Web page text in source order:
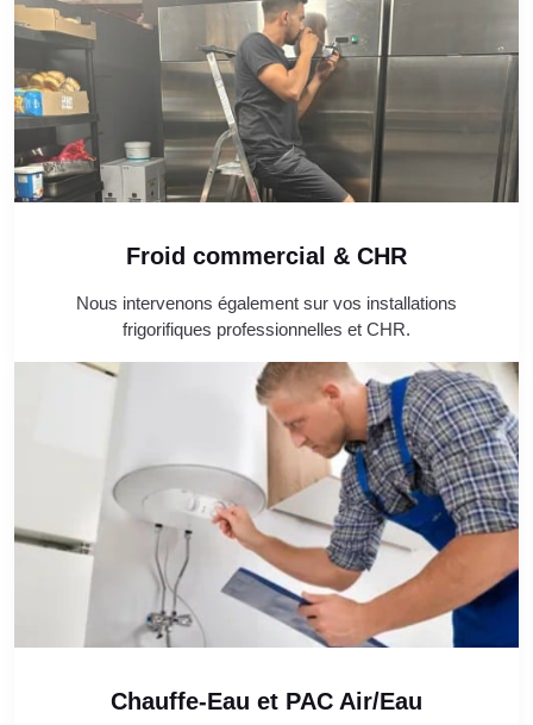
Froid commercial & CHR
Nous intervenons également sur vos installations
frigorifiques professionnelles et CHR.
Chauffe-Eau et PAC Air/Eau